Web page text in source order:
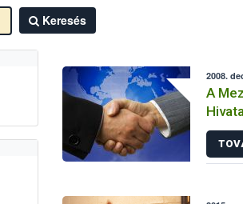
Keresés
2008.
A